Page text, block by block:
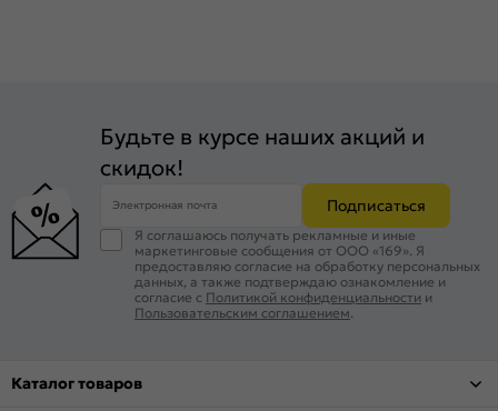
Будьте в курсе наших акций и
скидок!
Электронная почта Подписаться
Я соглашаюсь получать рекламные и иные
маркетинговые сообщения от ООО «169». Я
предоставляю согласие на обработку персональных
данных, а также подтверждаю ознакомление и
согласие с Политикой конфиденциальности и
Пользовательским соглашением.
Каталог товаров